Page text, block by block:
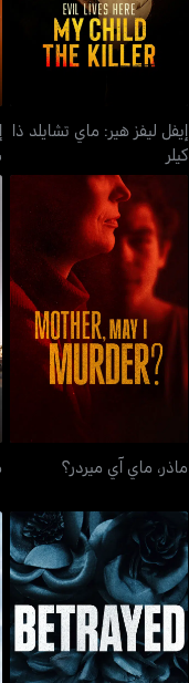
إيفل ليفز هير: ماي تشايلد ذا
كيلر
ماذر، ماي آي ميردر؟
ماذر، ماي آي ميردر؟
بترايد